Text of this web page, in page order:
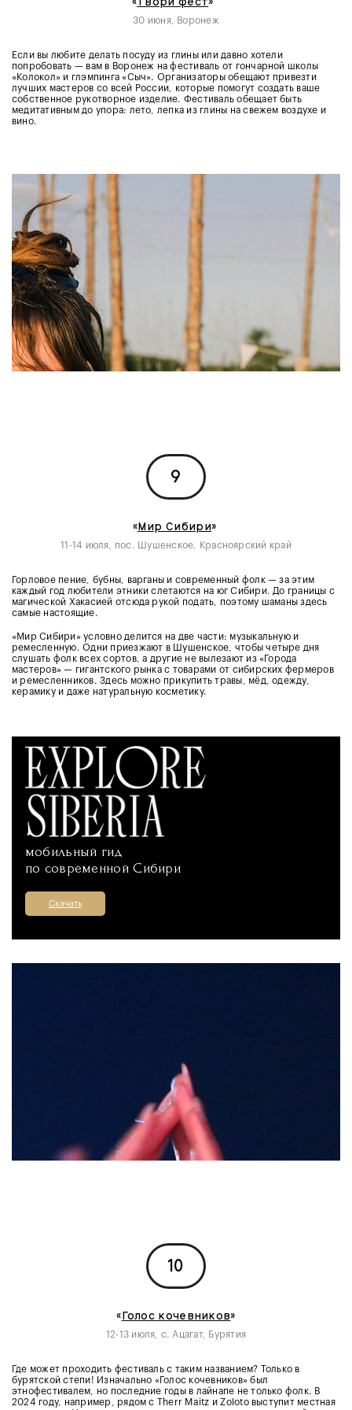
30 июня, Воронеж
Если вы любите делать посуду из глины или давно хотели
попробовать — вам в Воронеж на фестиваль от гончарной школы
«Колокол» и глэмпинга «Сыч». Организаторы обещают привезти
лучших мастеров со всей России, которые помогут создать ваше
собственное рукотворное изделие. Фестиваль обещает быть
медитативным до упора: лето, лепка из глины на свежем воздухе и
вино.
9
«Мир Сибири»
11-14 июля, пос. Шушенское, Красноярский край
Горловое пение, бубны, варганы и современный фолк — за этим
каждый год любители этники слетаются на юг Сибири. До границы с
магической Хакасией отсюда рукой подать, поэтому шаманы здесь
самые настоящие.
«Мир Сибири» условно делится на две части: музыкальную и
ремесленную. Одни приезжают в Шушенское, чтобы четыре дня
слушать фолк всех сортов, а другие не вылезают из «Города
мастеров» — гигантского рынка с товарами от сибирских фермеров
и ремесленников. Здесь можно прикупить травы, мёд, одежду,
керамику и даже натуральную косметику.
мобильный гид
по современной Сибири
Скачать
10
«Голос кочевников»
12-13 июля, с. Ацагат, Бурятия
Где может проходить фестиваль с таким названием? Только в
бурятской степи! Изначально «Голос кочевников» был
этнофестивалем, но последние годы в лайнапе не только фолк. В
2024 году, например, рядом с Therr Maitz и Zoloto выступит местная